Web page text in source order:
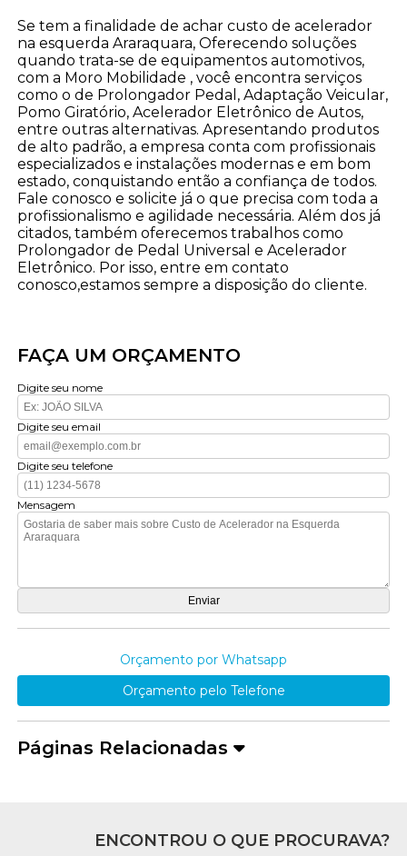
Se tem a finalidade de achar custo de acelerador
na esquerda Araraquara, Oferecendo soluções
quando trata-se de equipamentos automotivos,
com a Moro Mobilidade , você encontra serviços
como o de Prolongador Pedal, Adaptação Veicular,
Pomo Giratório, Acelerador Eletrônico de Autos,
entre outras alternativas. Apresentando produtos
de alto padrão, a empresa conta com profissionais
especializados e instalações modernas e em bom
estado, conquistando então a confiança de todos.
Fale conosco e solicite já o que precisa com toda a
profissionalismo e agilidade necessária. Além dos já
citados, também oferecemos trabalhos como
Prolongador de Pedal Universal e Acelerador
Eletrônico. Por isso, entre em contato
conosco,estamos sempre a disposição do cliente.
FAÇA UM ORÇAMENTO
Digite seu nome
Digite seu email
Digite seu telefone
Mensagem
Orçamento por Whatsapp
Orçamento pelo Telefone
Páginas Relacionadas
ENCONTROU O QUE PROCURAVA?